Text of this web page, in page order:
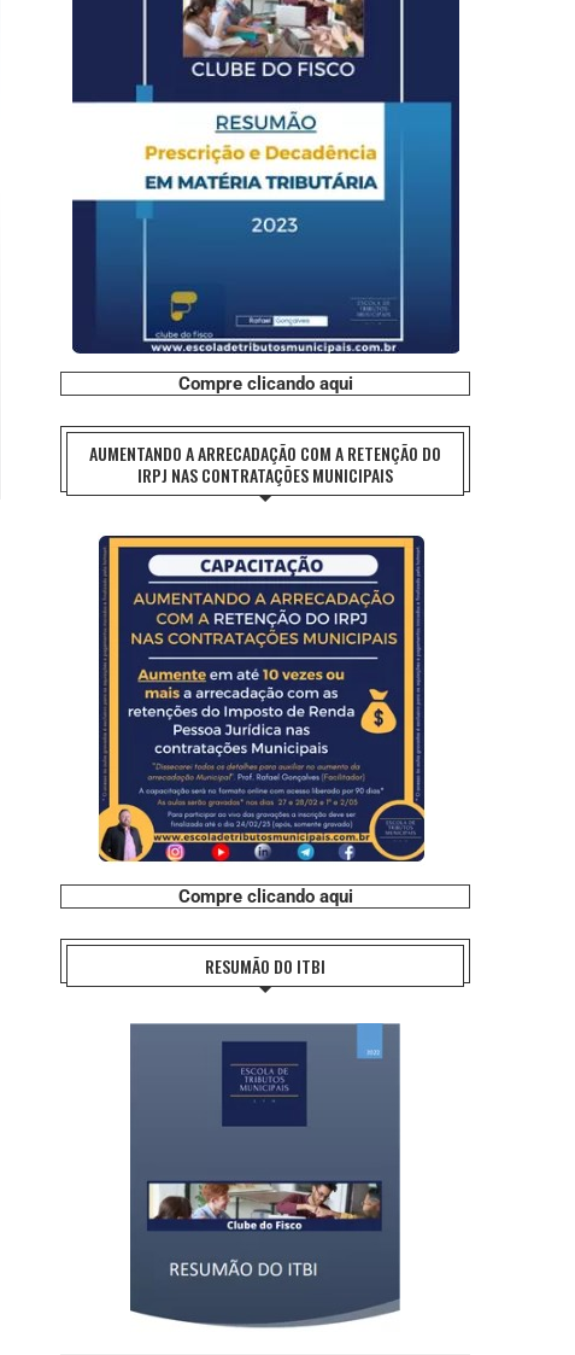
Compre clicando aqui
AUMENTANDO A ARRECADAÇÃO COM A RETENÇÃO DO
IRPJ NAS CONTRATAÇÕES MUNICIPAIS
Compre clicando aqui
RESUMÃO DO ITBI